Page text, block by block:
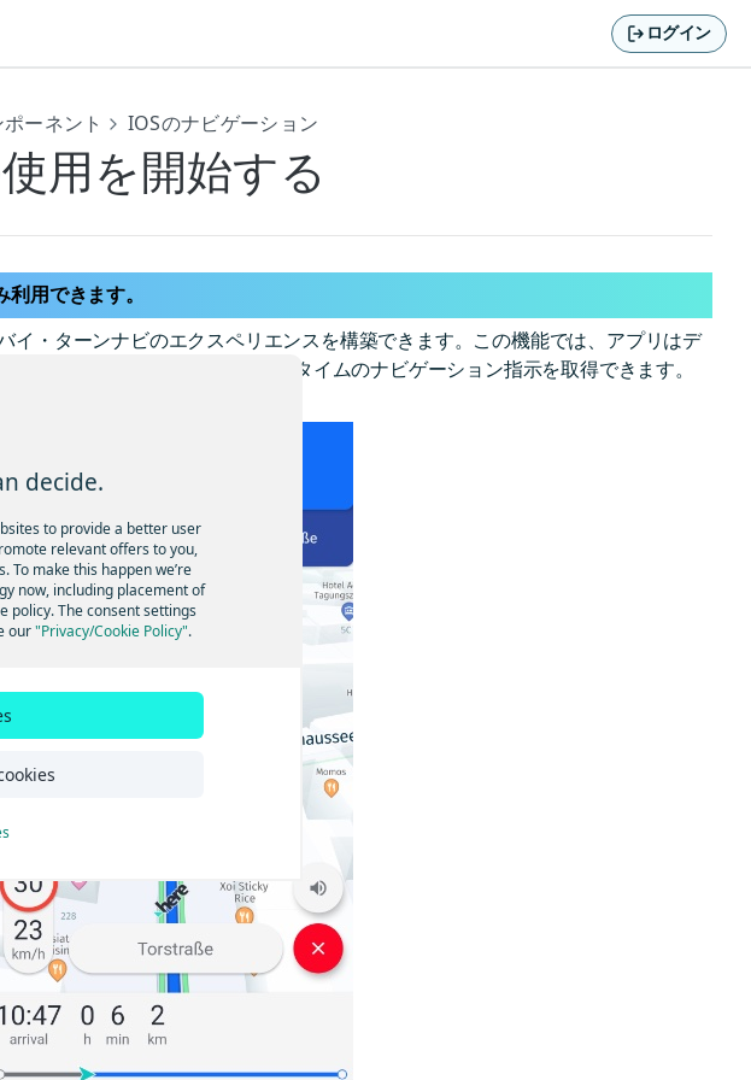
ログイン
ーネント IOSのナビゲーション
用を開始する
用できます。
イ・ターンナビのエクスペリエンスを構築できます。この機能では、アプリはデ
照合して確認し、ジャストインタイムのナビゲーション指示を取得できます。
decide.
to provide a better user
relevant offers to you,
To make this happen we’re
now, including placement of
policy. The consent settings
our"Privacy/Cookie Policy".